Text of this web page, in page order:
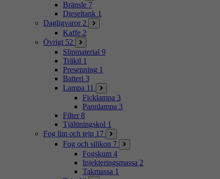
Bränsle 7
Dieseltank 1
Dagligvaror 2
Kaffe 2
Övrigt 52
Slipmaterial 9
Träkil 1
Presenning 1
Batteri 3
Lampa 11
Ficklampa 3
Pannlampa 3
Filter 8
Tjältiningskol 1
Fog lim och tejp 17
Fog och silikon 7
Fogskum 4
Injekteringsmassa 2
Takmassa 1